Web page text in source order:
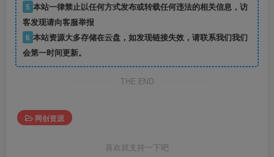
5 本站一律禁止以任何方式发布或转载任何违法的相关信息，访
客发现请向客服举报
6 本站资源大多存储在云盘，如发现链接失效，请联系我们我们
会第一时间更新。
THE END
网创资源
喜欢就支持一下吧